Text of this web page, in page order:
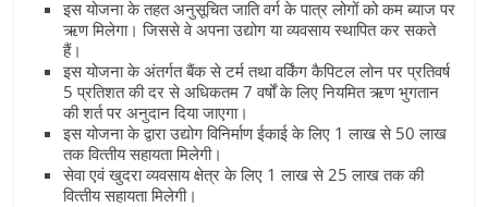
इस योजना के तहत अनुसूचित जाति वर्ग के पात्र लोगों को कम ब्‍याज पर
ऋण मिलेगा। जिससे वे अपना उद्योग या व्‍यवसाय स्‍थापित कर सकते
हैं।
इस योजना के अंतर्गत बैंक से टर्म तथा वर्किंग कैपिटल लोन पर प्रतिवर्ष
5 प्रतिशत की दर से अधिकतम 7 वर्षों के लिए नियमित ऋण भुगतान
की शर्त पर अनुदान दिया जाएगा।
इस योजना के द्वारा उद्योग विनिर्माण ईकाई के लिए 1 लाख से 50 लाख
तक वित्‍तीय सहायता मिलेगी।
सेवा एवं खुदरा व्‍यवसाय क्षेत्र के लिए 1 लाख से 25 लाख तक की
वित्‍तीय सहायता मिलेगी।